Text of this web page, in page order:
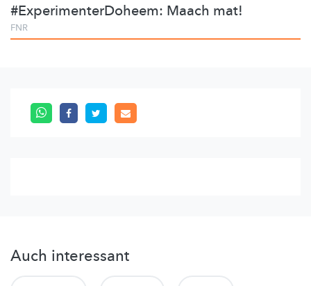
#ExperimenterDoheem: Maach mat!
FNR
Auch interessant